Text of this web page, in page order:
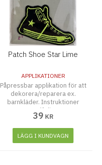
Patch Shoe Star Lime
APPLIKATIONER
Påpressbar applikation för att
dekorera/reparera ex.
barnkläder. Instruktioner
medföljer.
39 KR
LÄGG I KUNDVAGN